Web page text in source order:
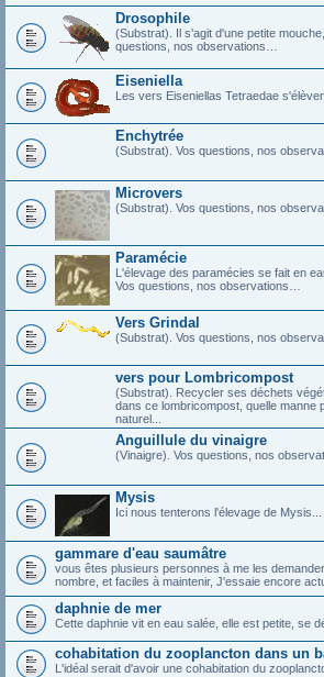
Drosophile
(Substrat). Il s'agit d'une petite
questions, nos observations…
Eiseniella
Les vers Eiseniellas Tetraedae
Enchytrée
(Substrat). Vos questions, nos
Microvers
(Substrat). Vos questions, nos
Paramécie
L'élevage des paramécies se fait en
Vos questions, nos observations…
Vers Grindal
(Substrat). Vos questions, nos
vers pour Lombricompost
(Substrat). Recycler ses déchets
dans ce lombricompost, quelle
naturel...
Anguillule du vinaigre
(Vinaigre). Vos questions, nos
Mysis
Ici nous tenterons l'élevage de Mysis...
gammare d'eau saumâtre
vous êtes plusieurs personnes à me les
nombre, et faciles à maintenir, J'essaie encore
daphnie de mer
Cette daphnie vit en eau salée, elle est petite, se
cohabitation du zooplancton dans un
L'idéal serait d'avoir une cohabitation du